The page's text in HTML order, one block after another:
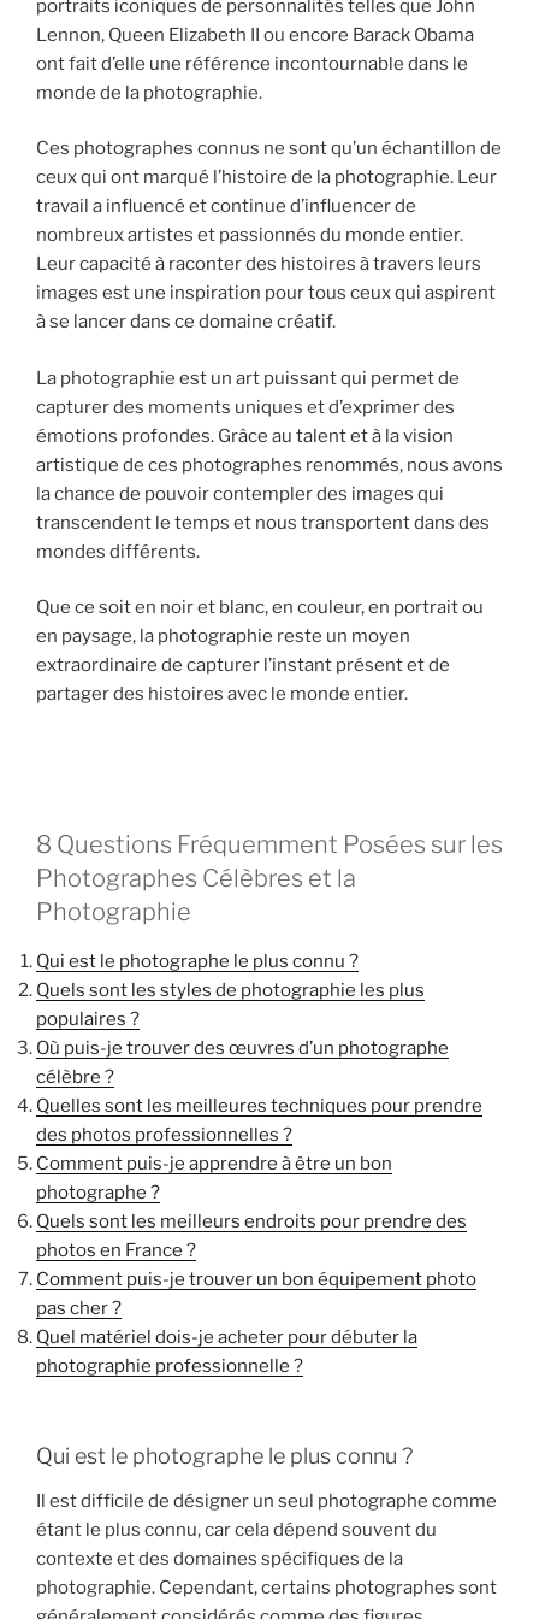
portraits iconiques de personnalités telles que John
Lennon, Queen Elizabeth II ou encore Barack Obama
ont fait d’elle une référence incontournable dans le
monde de la photographie.
Ces photographes connus ne sont qu’un échantillon de
ceux qui ont marqué l’histoire de la photographie. Leur
travail a influencé et continue d’influencer de
nombreux artistes et passionnés du monde entier.
Leur capacité à raconter des histoires à travers leurs
images est une inspiration pour tous ceux qui aspirent
à se lancer dans ce domaine créatif.
La photographie est un art puissant qui permet de
capturer des moments uniques et d’exprimer des
émotions profondes. Grâce au talent et à la vision
artistique de ces photographes renommés, nous avons
la chance de pouvoir contempler des images qui
transcendent le temps et nous transportent dans des
mondes différents.
Que ce soit en noir et blanc, en couleur, en portrait ou
en paysage, la photographie reste un moyen
extraordinaire de capturer l’instant présent et de
partager des histoires avec le monde entier.
8 Questions Fréquemment Posées sur les
Photographes Célèbres et la
Photographie
Qui est le photographe le plus connu ?
Quels sont les styles de photographie les plus
populaires ?
Où puis-je trouver des œuvres d’un photographe
célèbre ?
Quelles sont les meilleures techniques pour prendre
des photos professionnelles ?
Comment puis-je apprendre à être un bon
photographe ?
Quels sont les meilleurs endroits pour prendre des
photos en France ?
Comment puis-je trouver un bon équipement photo
pas cher ?
Quel matériel dois-je acheter pour débuter la
photographie professionnelle ?
Qui est le photographe le plus connu ?
Il est difficile de désigner un seul photographe comme
étant le plus connu, car cela dépend souvent du
contexte et des domaines spécifiques de la
photographie. Cependant, certains photographes sont